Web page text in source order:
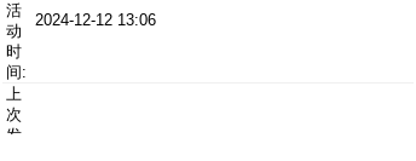
活
动
时
间:
2024-12-12 13:06
上
次
发